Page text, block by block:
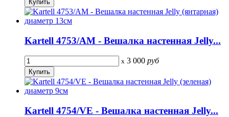
Kartell 4753/AM - Вешалка настенная Jelly...
x 3 000 руб
Kartell 4754/VE - Вешалка настенная Jelly...